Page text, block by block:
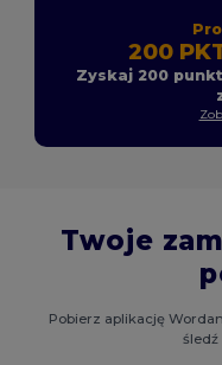
200
Zyskaj 200
Twoje
Pobierz aplikację
śledź